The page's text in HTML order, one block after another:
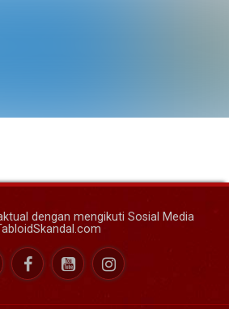
dengan mengikuti Sosial Media